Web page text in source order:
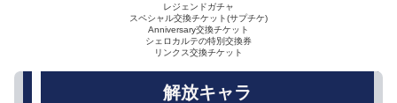
レジェンドガチャ
スペシャル交換チケット(サプチケ)
Anniversary交換チケット
シェロカルテの特別交換券
リンクス交換チケット
解放キャラ